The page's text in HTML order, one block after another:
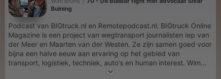
Buining
Podcast van BIGtruck.nl en Remotepodcast.nl. BIGtruck Online
Magazine is een project van wegtransport journalisten Iep van
der Meer en Maarten van der Westen. Ze zijn samen goed voor
bijna een halve eeuw aan ervaring op het gebied van
transport, logistiek, techniek, auto's en human interest. Wim
Brons van Remotepodcast.nl produceert diverse podcasts,